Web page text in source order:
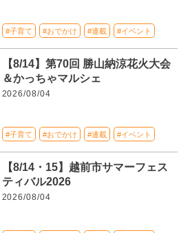
#子育て #おでかけ #連載 #イベント
【8/14】第70回 勝山納涼花火大会
＆かっちゃマルシェ
2026/08/04
#子育て #おでかけ #連載 #イベント
【8/14・15】越前市サマーフェス
ティバル2026
2026/08/04